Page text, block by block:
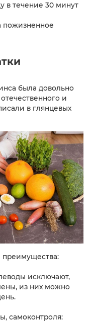
в течение 30 минут
пожизненное
была довольно
и
в глянцевых
исключают,
из них можно
самоконтроля: